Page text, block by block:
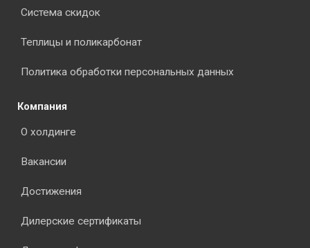
Система скидок
Теплицы и поликарбонат
Политика обработки персональных данных
Компания
О холдинге
Вакансии
Достижения
Дилерские сертификаты